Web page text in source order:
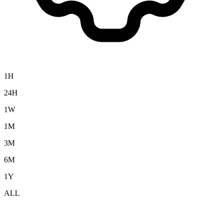
1H
24H
1W
1M
3M
6M
1Y
ALL